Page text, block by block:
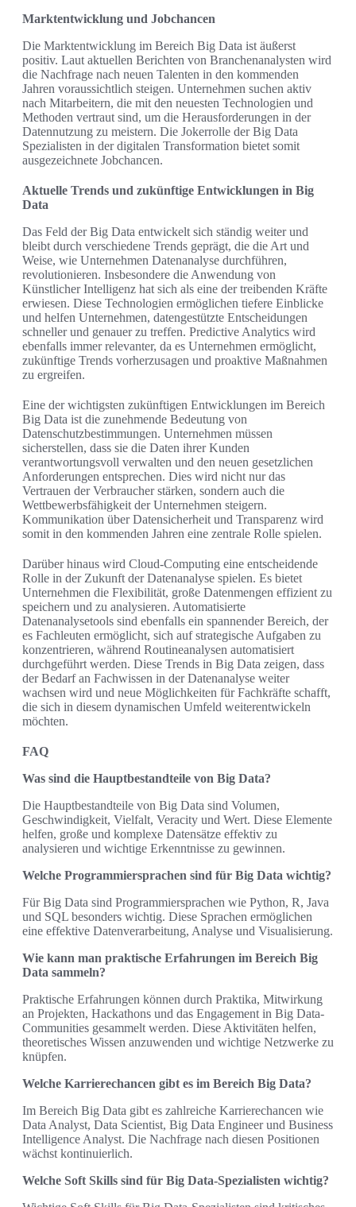
Marktentwicklung und Jobchancen
Die Marktentwicklung im Bereich Big Data ist äußerst
positiv. Laut aktuellen Berichten von Branchenanalysten wird
die Nachfrage nach neuen Talenten in den kommenden
Jahren voraussichtlich steigen. Unternehmen suchen aktiv
nach Mitarbeitern, die mit den neuesten Technologien und
Methoden vertraut sind, um die Herausforderungen in der
Datennutzung zu meistern. Die Jokerrolle der Big Data
Spezialisten in der digitalen Transformation bietet somit
ausgezeichnete Jobchancen.
Aktuelle Trends und zukünftige Entwicklungen in Big
Data
Das Feld der Big Data entwickelt sich ständig weiter und
bleibt durch verschiedene Trends geprägt, die die Art und
Weise, wie Unternehmen Datenanalyse durchführen,
revolutionieren. Insbesondere die Anwendung von
Künstlicher Intelligenz hat sich als eine der treibenden Kräfte
erwiesen. Diese Technologien ermöglichen tiefere Einblicke
und helfen Unternehmen, datengestützte Entscheidungen
schneller und genauer zu treffen. Predictive Analytics wird
ebenfalls immer relevanter, da es Unternehmen ermöglicht,
zukünftige Trends vorherzusagen und proaktive Maßnahmen
zu ergreifen.
Eine der wichtigsten zukünftigen Entwicklungen im Bereich
Big Data ist die zunehmende Bedeutung von
Datenschutzbestimmungen. Unternehmen müssen
sicherstellen, dass sie die Daten ihrer Kunden
verantwortungsvoll verwalten und den neuen gesetzlichen
Anforderungen entsprechen. Dies wird nicht nur das
Vertrauen der Verbraucher stärken, sondern auch die
Wettbewerbsfähigkeit der Unternehmen steigern.
Kommunikation über Datensicherheit und Transparenz wird
somit in den kommenden Jahren eine zentrale Rolle spielen.
Darüber hinaus wird Cloud-Computing eine entscheidende
Rolle in der Zukunft der Datenanalyse spielen. Es bietet
Unternehmen die Flexibilität, große Datenmengen effizient zu
speichern und zu analysieren. Automatisierte
Datenanalysetools sind ebenfalls ein spannender Bereich, der
es Fachleuten ermöglicht, sich auf strategische Aufgaben zu
konzentrieren, während Routineanalysen automatisiert
durchgeführt werden. Diese Trends in Big Data zeigen, dass
der Bedarf an Fachwissen in der Datenanalyse weiter
wachsen wird und neue Möglichkeiten für Fachkräfte schafft,
die sich in diesem dynamischen Umfeld weiterentwickeln
möchten.
FAQ
Was sind die Hauptbestandteile von Big Data?
Die Hauptbestandteile von Big Data sind Volumen,
Geschwindigkeit, Vielfalt, Veracity und Wert. Diese Elemente
helfen, große und komplexe Datensätze effektiv zu
analysieren und wichtige Erkenntnisse zu gewinnen.
Welche Programmiersprachen sind für Big Data wichtig?
Für Big Data sind Programmiersprachen wie Python, R, Java
und SQL besonders wichtig. Diese Sprachen ermöglichen
eine effektive Datenverarbeitung, Analyse und Visualisierung.
Wie kann man praktische Erfahrungen im Bereich Big
Data sammeln?
Praktische Erfahrungen können durch Praktika, Mitwirkung
an Projekten, Hackathons und das Engagement in Big Data-
Communities gesammelt werden. Diese Aktivitäten helfen,
theoretisches Wissen anzuwenden und wichtige Netzwerke zu
knüpfen.
Welche Karrierechancen gibt es im Bereich Big Data?
Im Bereich Big Data gibt es zahlreiche Karrierechancen wie
Data Analyst, Data Scientist, Big Data Engineer und Business
Intelligence Analyst. Die Nachfrage nach diesen Positionen
wächst kontinuierlich.
Welche Soft Skills sind für Big Data-Spezialisten wichtig?